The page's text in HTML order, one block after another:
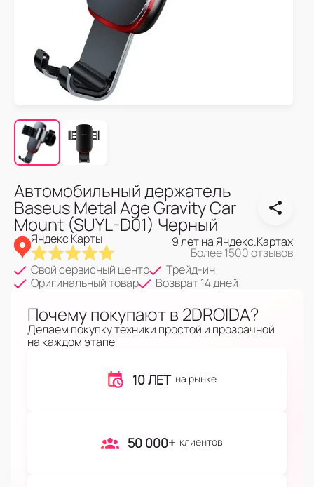
Автомобильный держатель
Baseus Metal Age Gravity Car
Mount (SUYL-D01) Черный
Яндекс Карты 9 лет на Яндекс.Картах
Более 1500 отзывов
Свой сервисный центр
Трейд-ин
Оригинальный товар
Возврат 14 дней
Почему покупают в 2DROIDA?
Делаем покупку техники простой и прозрачной
на каждом этапе
10 ЛЕТ на рынке
50 000+ клиентов